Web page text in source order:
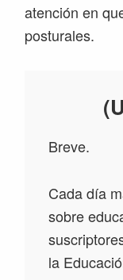
atención en
posturales.
Breve.
Cada día
sobre
la